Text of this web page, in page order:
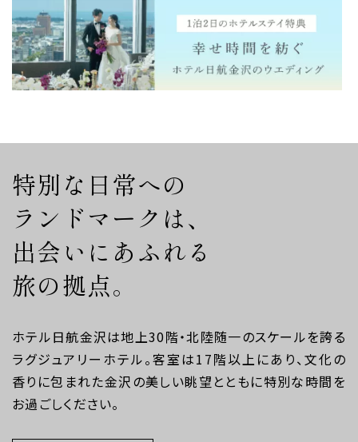
特別な日常への
ランドマークは、
出会いにあふれる
旅の拠点。
ホテル日航金沢は地上30階・北陸随一のスケールを誇る
ラグジュアリーホテル。客室は17階以上にあり、文化の
香りに包まれた金沢の美しい眺望とともに特別な時間を
お過ごしください。